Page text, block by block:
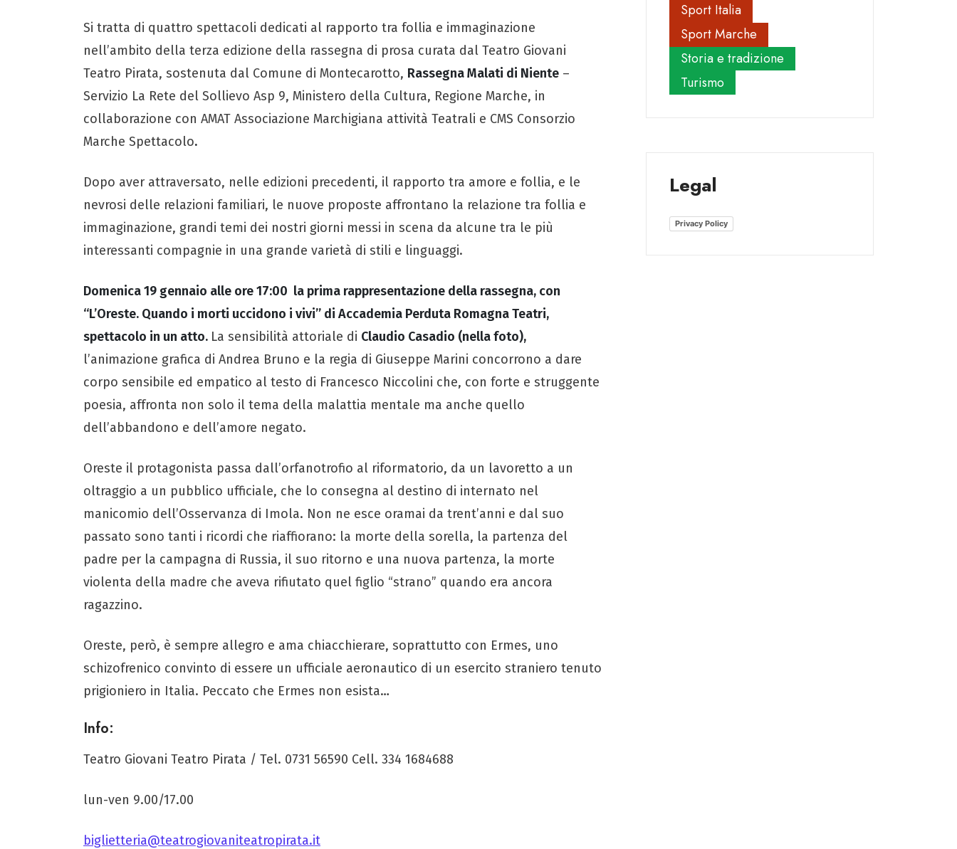
Si tratta di quattro spettacoli dedicati al rapporto tra follia e immaginazione
nell’ambito della terza edizione della rassegna di prosa curata dal Teatro Giovani
Teatro Pirata, sostenuta dal Comune di Montecarotto, Rassegna Malati di Niente –
Servizio La Rete del Sollievo Asp 9, Ministero della Cultura, Regione Marche, in
collaborazione con AMAT Associazione Marchigiana attività Teatrali e CMS Consorzio
Marche Spettacolo.
Dopo aver attraversato, nelle edizioni precedenti, il rapporto tra amore e follia, e le
nevrosi delle relazioni familiari, le nuove proposte affrontano la relazione tra follia e
immaginazione, grandi temi dei nostri giorni messi in scena da alcune tra le più
interessanti compagnie in una grande varietà di stili e linguaggi.
Domenica 19 gennaio alle ore 17:00 la prima rappresentazione della rassegna, con
“L’Oreste. Quando i morti uccidono i vivi” di Accademia Perduta Romagna Teatri,
spettacolo in un atto. La sensibilità attoriale di Claudio Casadio (nella foto),
l’animazione grafica di Andrea Bruno e la regia di Giuseppe Marini concorrono a dare
corpo sensibile ed empatico al testo di Francesco Niccolini che, con forte e struggente
poesia, affronta non solo il tema della malattia mentale ma anche quello
dell’abbandono e dell’amore negato.
Oreste il protagonista passa dall’orfanotrofio al riformatorio, da un lavoretto a un
oltraggio a un pubblico ufficiale, che lo consegna al destino di internato nel
manicomio dell’Osservanza di Imola. Non ne esce oramai da trent’anni e dal suo
passato sono tanti i ricordi che riaffiorano: la morte della sorella, la partenza del
padre per la campagna di Russia, il suo ritorno e una nuova partenza, la morte
violenta della madre che aveva rifiutato quel figlio “strano” quando era ancora
ragazzino.
Oreste, però, è sempre allegro e ama chiacchierare, soprattutto con Ermes, uno
schizofrenico convinto di essere un ufficiale aeronautico di un esercito straniero tenuto
prigioniero in Italia. Peccato che Ermes non esista…
Info:
Teatro Giovani Teatro Pirata / Tel. 0731 56590 Cell. 334 1684688
lun-ven 9.00/17.00
biglietteria@teatrogiovaniteatropirata.it
Sport Italia
Sport Marche
Storia e tradizione
Turismo
Legal
Privacy Policy